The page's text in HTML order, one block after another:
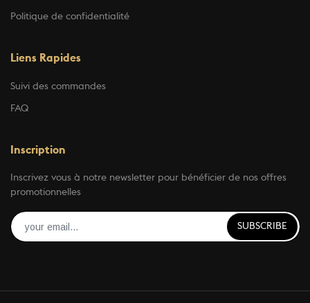
Politique de confidentialité
Liens Rapides
Suivi des commandes
FAQ
Inscription
Inscrivez vous à notre newsletter pour bénéficier de nos offres
promotionnelles
SUBSCRIBE